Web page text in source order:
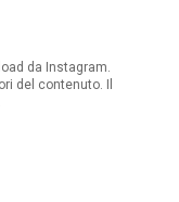
da Instagram.
del contenuto. Il